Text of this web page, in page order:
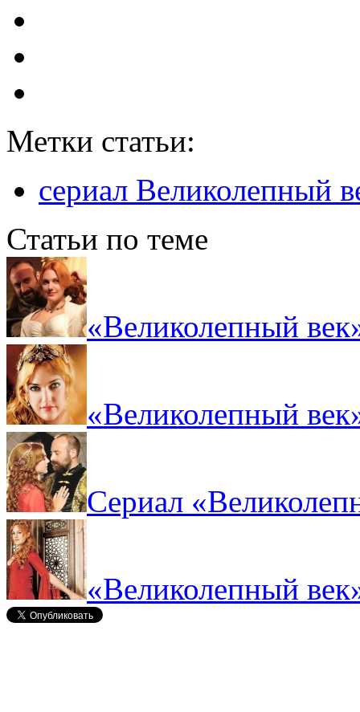
Метки статьи:
сериал Великолепный
Статьи по теме
«Великолепный
«Великолепный
Сериал
«Великолепный